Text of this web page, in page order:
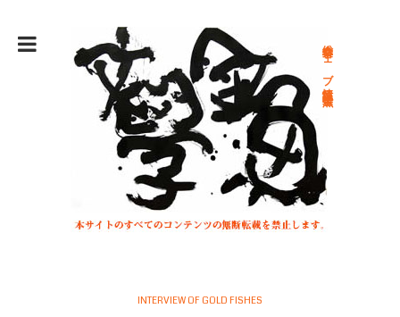
総合文学ウェブ情報誌 文学金魚
INTERVIEW OF GOLD FISHES